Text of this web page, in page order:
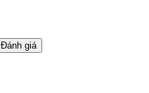
Đánh giá